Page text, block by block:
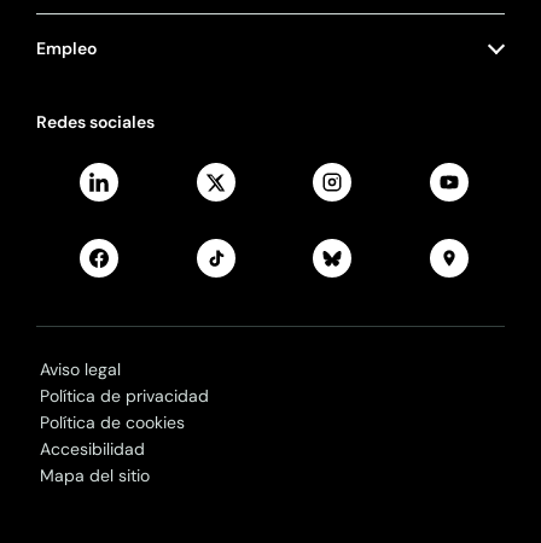
Empleo
Redes sociales
Aviso legal
Política de privacidad
Política de cookies
Accesibilidad
Mapa del sitio